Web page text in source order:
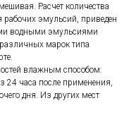
Расчет количества
рабочих эмульсий, приведен
водными эмульсиями
марок типа
влажным способом:
24 часа после применения,
дня. Из других мест